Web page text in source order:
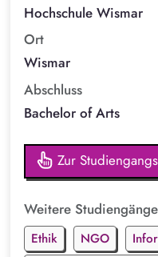
Hochschule Wismar
Ort
Wismar
Abschluss
Bachelor of Arts
Zur
Weitere Studiengänge
Ethik NGO